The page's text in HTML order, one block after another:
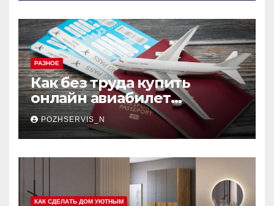
РАЗНОЕ
Как без труда купить
онлайн авиабилет
Аэрофлота: пошаговое
руководство
POZHSERVIS_N
КАК СДЕЛАТЬ ДОМ УЮТНЫМ